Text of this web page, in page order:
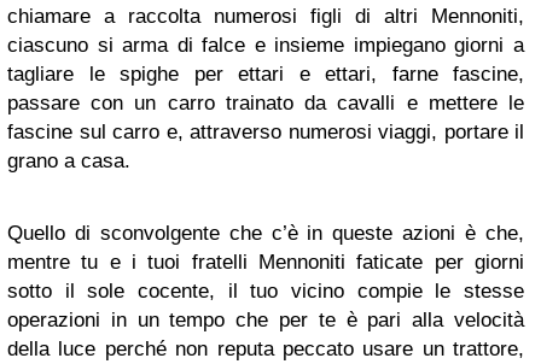
chiamare a raccolta numerosi figli di altri Mennoniti,
ciascuno si arma di falce e insieme impiegano giorni a
tagliare le spighe per ettari e ettari, farne fascine,
passare con un carro trainato da cavalli e mettere le
fascine sul carro e, attraverso numerosi viaggi, portare il
grano a casa.
Quello di sconvolgente che c’è in queste azioni è che,
mentre tu e i tuoi fratelli Mennoniti faticate per giorni
sotto il sole cocente, il tuo vicino compie le stesse
operazioni in un tempo che per te è pari alla velocità
della luce perché non reputa peccato usare un trattore,